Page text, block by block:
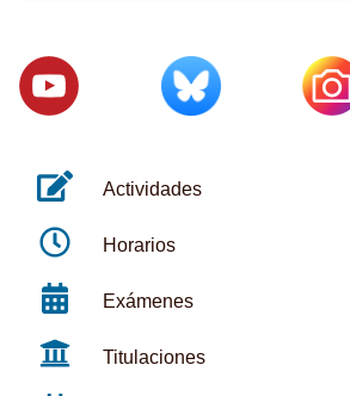
Actividades
Horarios
Exámenes
Titulaciones